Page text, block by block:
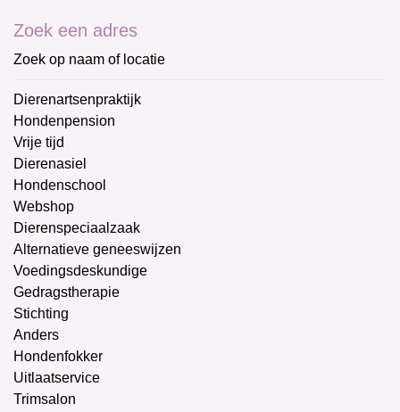
Zoek een adres
Zoek op naam of locatie
Dierenartsenpraktijk
Hondenpension
Vrije tijd
Dierenasiel
Hondenschool
Webshop
Dierenspeciaalzaak
Alternatieve geneeswijzen
Voedingsdeskundige
Gedragstherapie
Stichting
Anders
Hondenfokker
Uitlaatservice
Trimsalon